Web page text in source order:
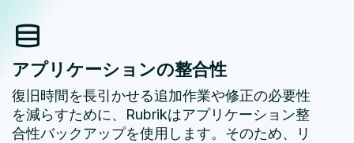
アプリケーションの整合性
復旧時間を長引かせる追加作業や修正の必要性
を減らすために、Rubrikはアプリケーション整
合性バックアップを使用します。そのため、リ